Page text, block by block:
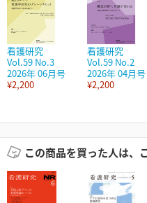
看護研究
Vol.59 No.3
2026年 06月号
¥2,200
看護研究
Vol.59 No.2
2026年 04月号
¥2,200
この商品を買った人は、